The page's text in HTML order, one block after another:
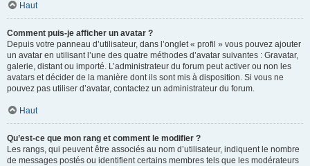
Haut
Comment puis-je afficher un avatar ?
Depuis votre panneau d’utilisateur, dans l’onglet « profil » vous pouvez ajouter
un avatar en utilisant l’une des quatre méthodes d’avatar suivantes : Gravatar,
galerie, distant ou importé. L’administrateur du forum peut activer ou non les
avatars et décider de la manière dont ils sont mis à disposition. Si vous ne
pouvez pas utiliser d’avatar, contactez un administrateur du forum.
Haut
Qu’est-ce que mon rang et comment le modifier ?
Les rangs, qui peuvent être associés au nom d’utilisateur, indiquent le nombre
de messages postés ou identifient certains membres tels que les modérateurs